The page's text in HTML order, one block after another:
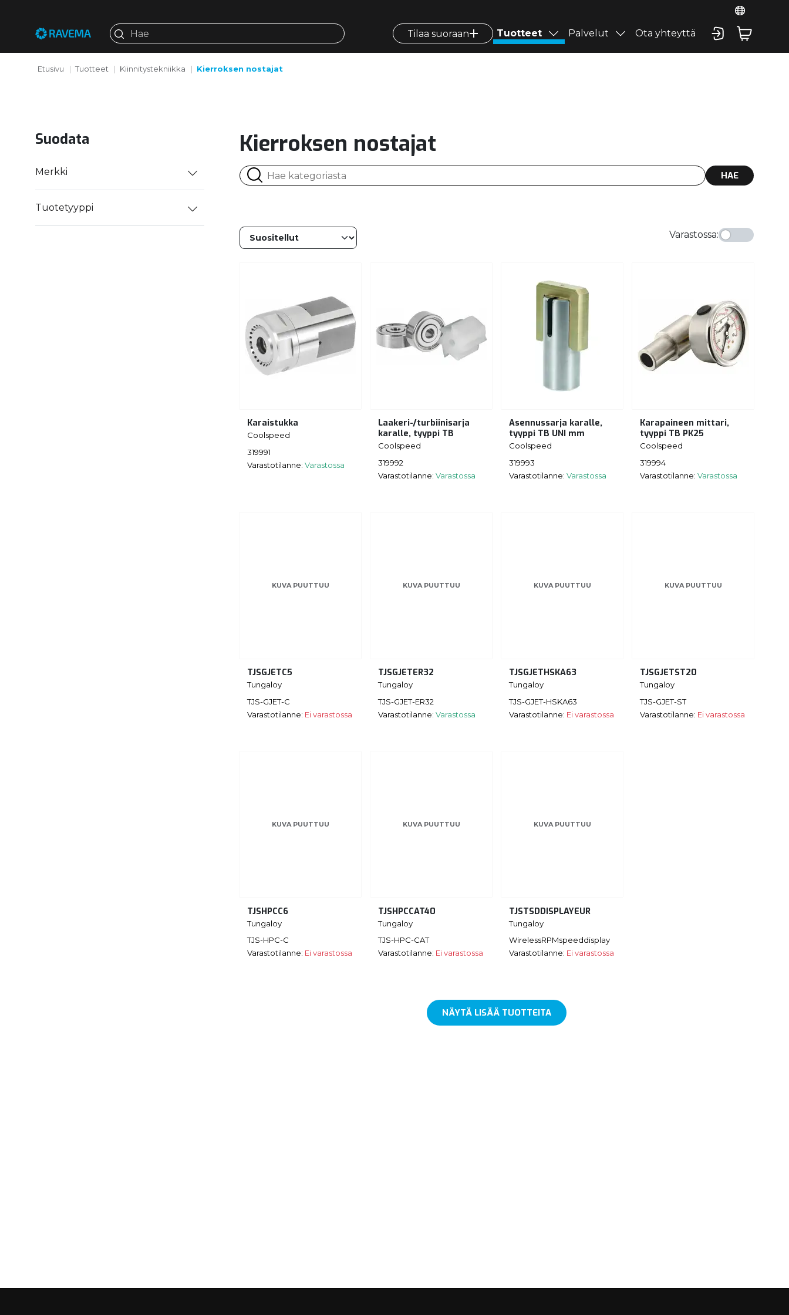
Tilaa suoraan Tuotteet Palvelut Ota yhteyttä
Etusivu Tuotteet Kiinnitystekniikka Kierroksen nostajat
Suodata
Merkki
Tuotetyyppi
Kierroksen nostajat
HAE
Varastossa:
Karaistukka
Coolspeed
319991
Varastotilanne: Varastossa
Laakeri-/turbiinisarja
karalle, tyyppi TB
Coolspeed
319992
Varastotilanne: Varastossa
Asennussarja karalle,
tyyppi TB UNI mm
Coolspeed
319993
Varastotilanne: Varastossa
Karapaineen mittari,
tyyppi TB PK25
Coolspeed
319994
Varastotilanne: Varastossa
KUVA PUUTTUU
TJSGJETC5
Tungaloy
TJS-GJET-C
Varastotilanne: Ei varastossa
KUVA PUUTTUU
TJSGJETER32
Tungaloy
TJS-GJET-ER32
Varastotilanne: Varastossa
KUVA PUUTTUU
TJSGJETHSKA63
Tungaloy
TJS-GJET-HSKA63
Varastotilanne: Ei varastossa
KUVA PUUTTUU
TJSGJETST20
Tungaloy
TJS-GJET-ST
Varastotilanne: Ei varastossa
KUVA PUUTTUU
TJSHPCC6
Tungaloy
TJS-HPC-C
Varastotilanne: Ei varastossa
KUVA PUUTTUU
TJSHPCCAT40
Tungaloy
TJS-HPC-CAT
Varastotilanne: Ei varastossa
KUVA PUUTTUU
TJSTSDDISPLAYEUR
Tungaloy
WirelessRPMspeeddisplay
Varastotilanne: Ei varastossa
NÄYTÄ LISÄÄ TUOTTEITA